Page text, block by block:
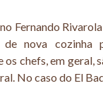
Fernando
de nova cozinha
os chefs, em geral,
No caso do El